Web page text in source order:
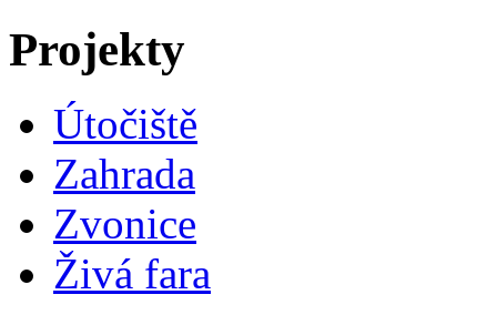
Projekty
Útočiště
Zahrada
Zvonice
Živá fara